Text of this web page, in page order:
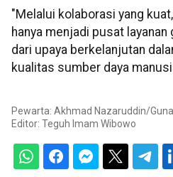
"Melalui kolaborasi yang
hanya menjadi pusat
dari upaya berkelanjutan
kualitas sumber daya
Pewarta: Akhmad Nazaruddin/
Editor: Teguh Imam Wibowo